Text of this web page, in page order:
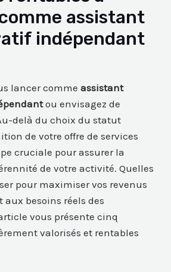
assistant
indépendant
lancer commeassistant
ou envisagez de
delà du choix du statut
de votre offre de services
cruciale pour assurer la
de votre activité. Quelles
pour maximiser vos revenus
besoins réels des
vous présente cinq
valorisés et rentables